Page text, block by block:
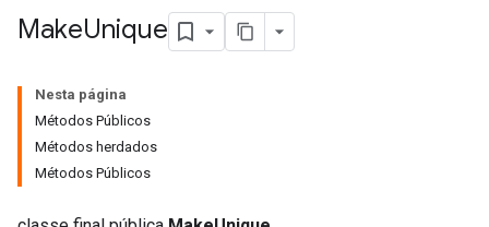
MakeUnique
Nesta página
Métodos Públicos
Métodos herdados
Métodos Públicos